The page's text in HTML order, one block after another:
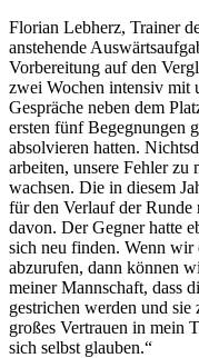
Florian Lebherz, Trainer
anstehende
Vorbereitung auf den
zwei Wochen intensiv mit
Gespräche neben dem
ersten fünf Begegnungen
absolvieren hatten.
arbeiten, unsere Fehler zu
wachsen. Die in diesem
für den Verlauf der
davon. Der Gegner hatte
sich neu finden. Wenn wir
abzurufen, dann können
meiner Mannschaft, dass
gestrichen werden und
großes Vertrauen in mein
sich selbst glauben.“